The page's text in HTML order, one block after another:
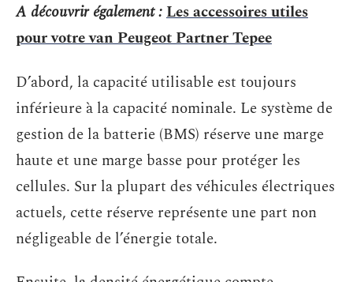
A découvrir également :Les accessoires utiles
pour votre van Peugeot Partner Tepee
D’abord, la capacité utilisable est toujours
inférieure à la capacité nominale. Le système de
gestion de la batterie (BMS) réserve une marge
haute et une marge basse pour protéger les
cellules. Sur la plupart des véhicules électriques
actuels, cette réserve représente une part non
négligeable de l’énergie totale.